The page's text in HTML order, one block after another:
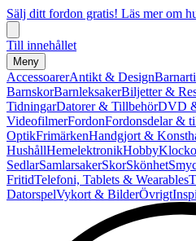
Sälj ditt fordon gratis! Läs mer om
Till innehållet
Meny
AccessoarerAntikt & Design
BarnskorBarnleksakerBiljetter &
TidningarDatorer & TillbehörDVD
VideofilmerFordonFordonsdelar &
OptikFrimärkenHandgjort &
HushållHemelektronikHobby
SedlarSamlarsakerSkorSkönhet
FritidTelefoni, Tablets & Wearables
DatorspelVykort & BilderÖvrigt